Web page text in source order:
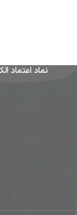
نماد اعتماد